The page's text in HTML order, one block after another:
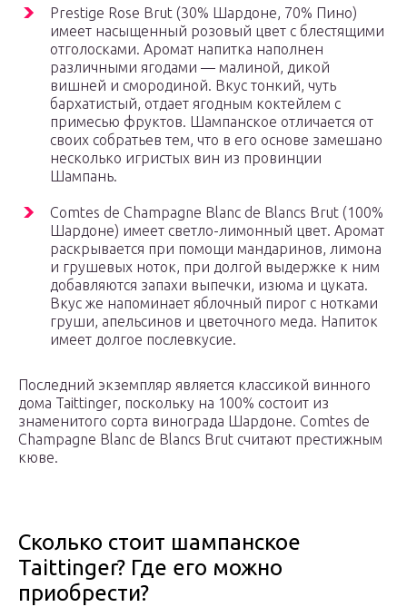
Prestige Rose Brut (30% Шардоне, 70% Пино)
имеет насыщенный розовый цвет с блестящими
отголосками. Аромат напитка наполнен
различными ягодами — малиной, дикой
вишней и смородиной. Вкус тонкий, чуть
бархатистый, отдает ягодным коктейлем с
примесью фруктов. Шампанское отличается от
своих собратьев тем, что в его основе замешано
несколько игристых вин из провинции
Шампань.
Comtes de Champagne Blanc de Blancs Brut (100%
Шардоне) имеет светло-лимонный цвет. Аромат
раскрывается при помощи мандаринов, лимона
и грушевых ноток, при долгой выдержке к ним
добавляются запахи выпечки, изюма и цуката.
Вкус же напоминает яблочный пирог с нотками
груши, апельсинов и цветочного меда. Напиток
имеет долгое послевкусие.
Последний экземпляр является классикой винного
дома Taittinger, поскольку на 100% состоит из
знаменитого сорта винограда Шардоне. Comtes de
Champagne Blanc de Blancs Brut считают престижным
кюве.
Сколько стоит шампанское
Taittinger? Где его можно
приобрести?